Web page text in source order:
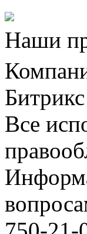
Наши
Битрикс
Все